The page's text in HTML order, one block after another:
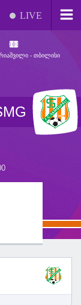
LIVE
- ᲗᲑᲘᲚᲘᲡᲘ